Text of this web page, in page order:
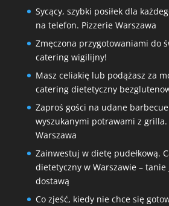
Sycący, szybki posiłek dla
na telefon. Pizzerie Warszawa
Zmęczona przygotowaniami do
catering wigilijny!
Masz celiakię lub podążasz za
catering dietetyczny
Zaproś gości na udane
wyszukanymi potrawami z
Warszawa
Zainwestuj w dietę pudełkową.
dietetyczny w Warszawie – tanie
dostawą
Co zjeść, kiedy nie chce się